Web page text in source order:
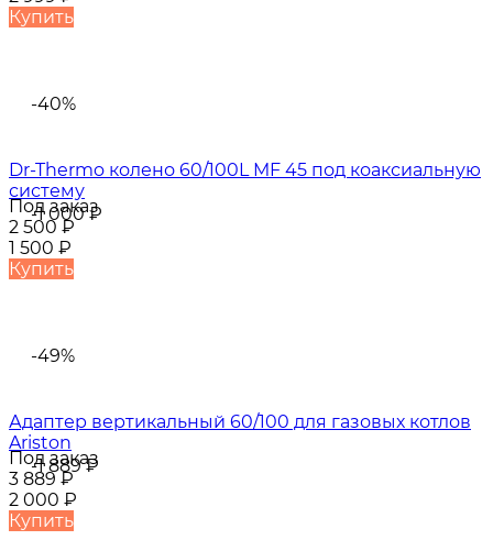
Купить
-40%
-1 000₽
Dr-Thermo колено 60/100L MF 45 под коаксиальную
систему
Под заказ
2 500 ₽
1 500 ₽
Купить
-49%
-1 889₽
Адаптер вертикальный 60/100 для газовых котлов
Ariston
Под заказ
3 889₽
2 000 ₽
Купить